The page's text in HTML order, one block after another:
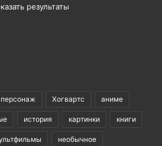
результаты
Хогвартс аниме
история картинки книги
необычное